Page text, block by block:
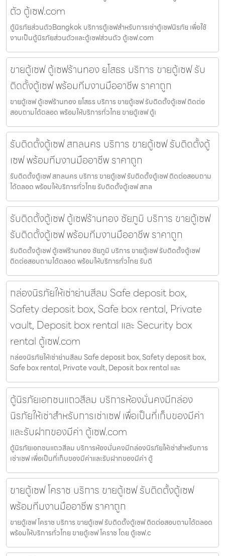
ตัว ตู้เซฟ.com
ตู้นิรภัยส่วนตัวBangkok บริการตู้เซฟสำหรับการเช่าตู้เซฟนิรภัย เพื่อใช้
งานเป็นตู้นิรภัยส่วนตัวและตู้เซฟส่วนตัว ตู้เซฟ.com
ขายตู้เซฟ ตู้เซฟร้านทอง ยโสธร บริการ ขายตู้เซฟ รับ
ติดตั้งตู้เซฟ พร้อมทีมงานมืออาชีพ ราคาถูก
ขายตู้เซฟ ตู้เซฟร้านทอง ยโสธร บริการ ขายตู้เซฟ รับติดตั้งตู้เซฟ ติดต่อ
สอบถามได้ตลอด พร้อมให้บริการทั่วไทย ขายตู้เซฟ ตู้เ
รับติดตั้งตู้เซฟ สกลนคร บริการ ขายตู้เซฟ รับติดตั้งตู้
เซฟ พร้อมทีมงานมืออาชีพ ราคาถูก
รับติดตั้งตู้เซฟ สกลนคร บริการ ขายตู้เซฟ รับติดตั้งตู้เซฟ ติดต่อสอบถาม
ได้ตลอด พร้อมให้บริการทั่วไทย รับติดตั้งตู้เซฟ สกล
รับติดตั้งตู้เซฟ ตู้เซฟร้านทอง ชัยภูมิ บริการ ขายตู้เซฟ
รับติดตั้งตู้เซฟ พร้อมทีมงานมืออาชีพ ราคาถูก
รับติดตั้งตู้เซฟ ตู้เซฟร้านทอง ชัยภูมิ บริการ ขายตู้เซฟ รับติดตั้งตู้เซฟ
ติดต่อสอบถามได้ตลอด พร้อมให้บริการทั่วไทย รับติ
กล่องนิรภัยให้เช่าย่านสีลม Safe deposit box,
Safety deposit box, Safe box rental, Private
vault, Deposit box rental และ Security box
rental ตู้เซฟ.com
กล่องนิรภัยให้เช่าย่านสีลม Safe deposit box, Safety deposit box,
Safe box rental, Private vault, Deposit box rental และ
ตู้นิรภัยเอกชนแถวสีลม บริการห้องมั่นคงมีกล่อง
นิรภัยให้เช่าสำหรับการเช่าเซฟ เพื่อเป็นที่เก็บของมีค่า
และรับฝากของมีค่า ตู้เซฟ.com
ตู้นิรภัยเอกชนแถวสีลม บริการห้องมั่นคงมีกล่องนิรภัยให้เช่าสำหรับการ
เช่าเซฟ เพื่อเป็นที่เก็บของมีค่าและรับฝากของมีค่า ตู้
ขายตู้เซฟ โคราช บริการ ขายตู้เซฟ รับติดตั้งตู้เซฟ
พร้อมทีมงานมืออาชีพ ราคาถูก
ขายตู้เซฟ โคราช บริการ ขายตู้เซฟ รับติดตั้งตู้เซฟ ติดต่อสอบถามได้ตลอด
พร้อมให้บริการทั่วไทย ขายตู้เซฟ โคราช โดย ตู้เซฟ.c